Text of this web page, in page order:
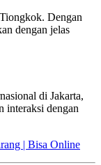
Dengan
dengan jelas
di Jakarta,
interaksi dengan
| Bisa Online